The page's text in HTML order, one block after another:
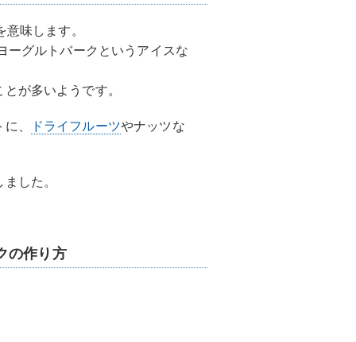
味します。
ーグルトバークというアイスな
が多いようです。
、 ドライフルーツやナッツな
した。
の作り方